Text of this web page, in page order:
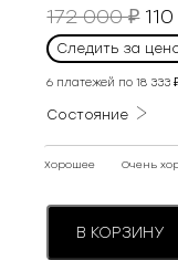
172 000₽
172
Следить за
6 платежей по18 333
Состояние
Хорошее Очень
В КОРЗИНУ